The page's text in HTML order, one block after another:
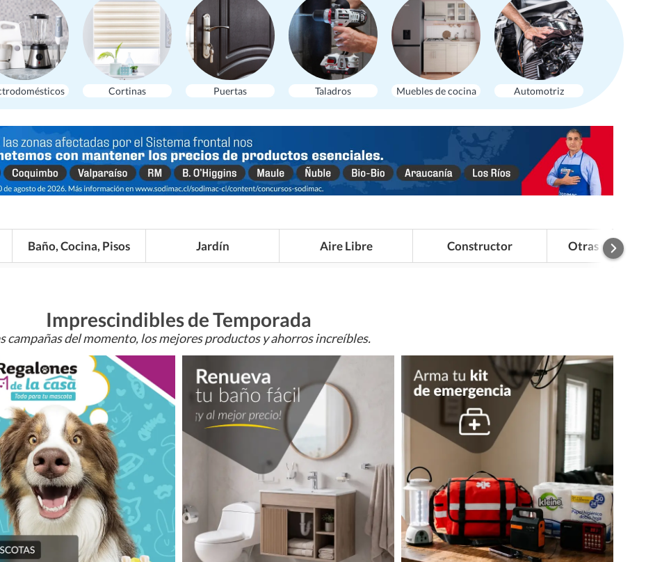
Cortinas Puertas Taladros Muebles de cocina Automotriz
Baño, Cocina, Pisos Jardín Aire Libre Constructor Otras
Imprescindibles de Temporada
campañas del momento, los mejores productos y ahorros increíbles.